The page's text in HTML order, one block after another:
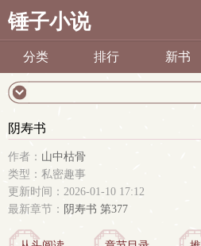
锤子小说
分类 排行 新书
阴寿书
作者： 山中枯骨
类型：私密趣事
更新时间：2026-01-10 17:12
最新章节： 阴寿书 第377